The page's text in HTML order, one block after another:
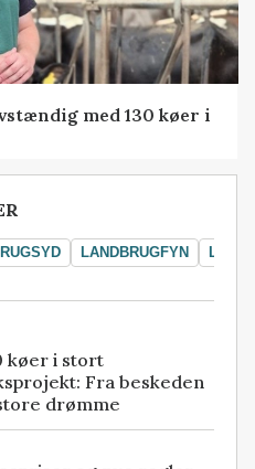
med 130 køer i
LANDBRUGFYN
køer i stort
Fra beskeden
drømme